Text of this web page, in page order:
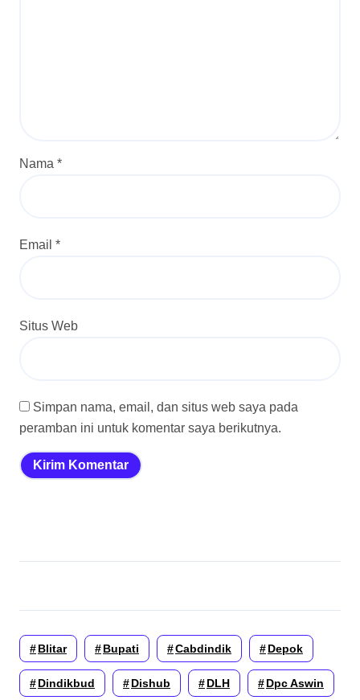
Nama *
Email *
Situs Web
Simpan nama, email, dan situs web saya pada
peramban ini untuk komentar saya berikutnya.
Blitar Bupati Cabdindik Depok
Dindikbud Dishub DLH Dpc Aswin